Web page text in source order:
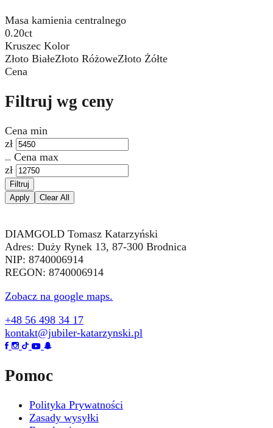
Masa kamienia centralnego
0.20ct
Kruszec Kolor
Złoto BiałeZłoto RóżoweZłoto Żółte
Cena
Filtruj wg ceny
Cena min
zł
Cena max
zł
Filtruj
Apply
Clear All
DIAMGOLD Tomasz Katarzyński
Adres: Duży Rynek 13, 87-300 Brodnica
NIP: 8740006914
REGON: 8740006914
Zobacz na google maps.
+48 56 498 34 17
kontakt@jubiler-katarzynski.pl
Pomoc
Polityka Prywatności
Zasady wysyłki